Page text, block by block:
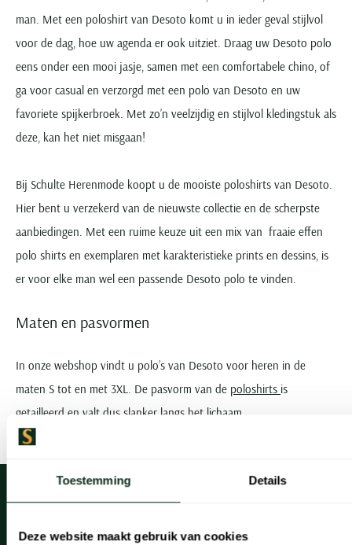
Toestemming Details
Deze website maakt gebruik van cookies
man. Met een poloshirt van Desoto komt u in ieder geval stijlvol
voor de dag, hoe uw agenda er ook uitziet. Draag uw Desoto polo
eens onder een mooi jasje, samen met een comfortabele chino, of
ga voor casual en verzorgd met een polo van Desoto en uw
favoriete spijkerbroek. Met zo’n veelzijdig en stijlvol kledingstuk als
deze, kan het niet misgaan!
Bij Schulte Herenmode koopt u de mooiste poloshirts van Desoto.
Hier bent u verzekerd van de nieuwste collectie en de scherpste
aanbiedingen. Met een ruime keuze uit een mix van fraaie effen
polo shirts en exemplaren met karakteristieke prints en dessins, is
er voor elke man wel een passende Desoto polo te vinden.
Maten en pasvormen
In onze webshop vindt u polo’s van Desoto voor heren in de
maten S tot en met 3XL. De pasvorm van de poloshirts is
getailleerd en valt dus slanker langs het lichaam.